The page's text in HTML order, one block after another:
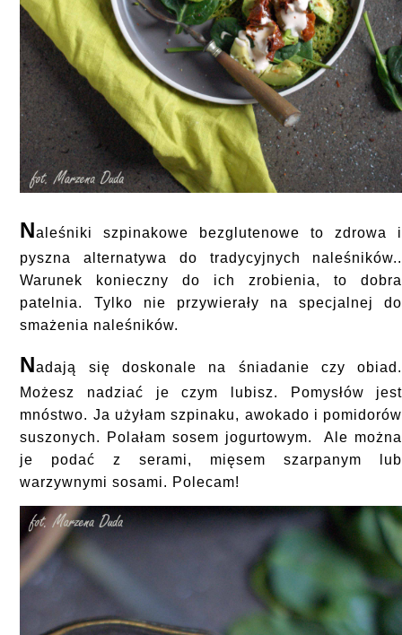
Naleśniki szpinakowe bezglutenowe to zdrowa i
pyszna alternatywa do tradycyjnych naleśników..
Warunek konieczny do ich zrobienia, to dobra
patelnia. Tylko nie przywierały na specjalnej do
smażenia naleśników.
Nadają się doskonale na śniadanie czy obiad.
Możesz nadziać je czym lubisz. Pomysłów jest
mnóstwo. Ja użyłam szpinaku, awokado i pomidorów
suszonych. Polałam sosem jogurtowym. Ale można
je podać z serami, mięsem szarpanym lub
warzywnymi sosami. Polecam!